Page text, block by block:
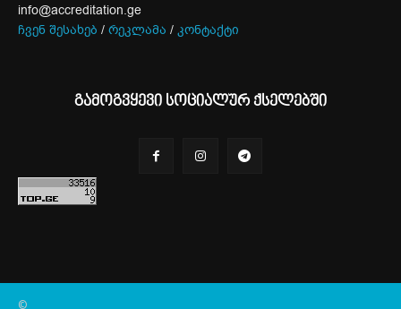
info@accreditation.ge
ჩვენ შესახებ / რეკლამა / კონტაქტი
გამოგვყევი სოციალურ ქსელებში
©